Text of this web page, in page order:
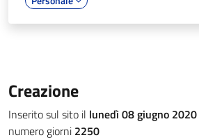
Creazione
Inserito sul sito il lunedì 08 giugno 2020
numero giorni 2250